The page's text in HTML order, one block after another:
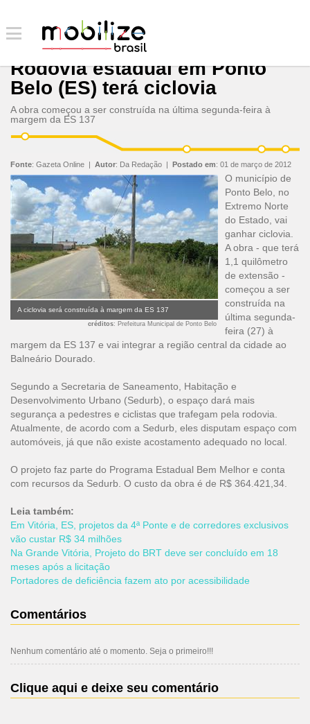
Rodovia estadual em Ponto
Belo (ES) terá ciclovia
A obra começou a ser construída na última segunda-feira à
margem da ES 137
Fonte: Gazeta Online | Autor: Da Redação | Postado em: 01 de março de 2012
A ciclovia será construída à margem da ES 137
créditos: Prefeitura Municipal de Ponto Belo
O município de
Ponto Belo, no
Extremo Norte
do Estado, vai
ganhar ciclovia.
A obra - que terá
1,1 quilômetro
de extensão -
começou a ser
construída na
última segunda-
feira (27) à
margem da ES 137 e vai integrar a região central da cidade ao
Balneário Dourado.
Segundo a Secretaria de Saneamento, Habitação e
Desenvolvimento Urbano (Sedurb), o espaço dará mais
segurança a pedestres e ciclistas que trafegam pela rodovia.
Atualmente, de acordo com a Sedurb, eles disputam espaço com
automóveis, já que não existe acostamento adequado no local.
O projeto faz parte do Programa Estadual Bem Melhor e conta
com recursos da Sedurb. O custo da obra é de R$ 364.421,34.
Leia também:
Em Vitória, ES, projetos da 4ª Ponte e de corredores exclusivos
vão custar R$ 34 milhões
Na Grande Vitória, Projeto do BRT deve ser concluído em 18
meses após a licitação
Portadores de deficiência fazem ato por acessibilidade
Comentários
Nenhum comentário até o momento. Seja o primeiro!!!
Clique aqui e deixe seu comentário